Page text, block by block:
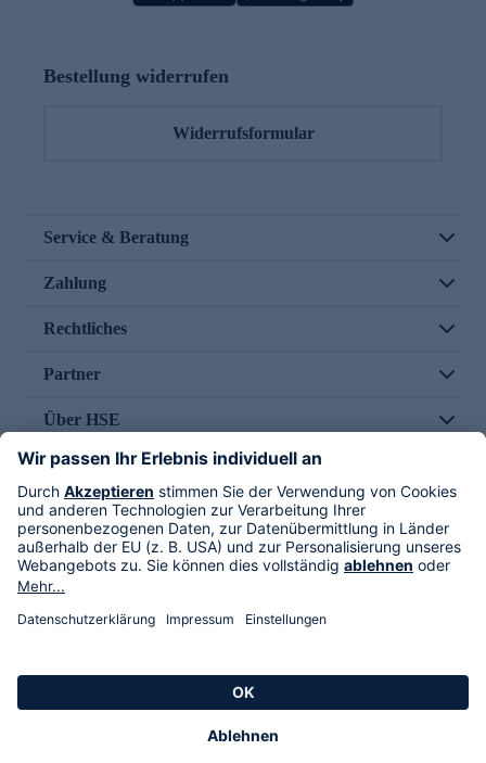
Bestellung widerrufen
Widerrufsformular
Service & Beratung
Zahlung
Rechtliches
Partner
Über HSE
Im TV
HSE International